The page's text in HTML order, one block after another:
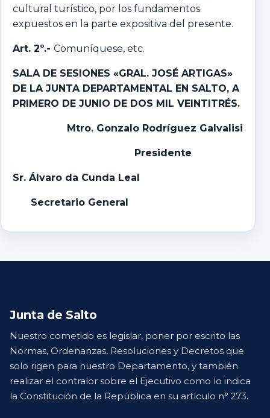
cultural turístico, por los fundamentos
expuestos en la parte expositiva del presente.
Art. 2º.- Comuníquese, etc.
SALA DE SESIONES «GRAL. JOSÉ ARTIGAS»
DE LA JUNTA DEPARTAMENTAL EN SALTO, A
PRIMERO DE JUNIO DE DOS MIL VEINTITRÉS.
Mtro. Gonzalo Rodríguez Galvalisi
Presidente
Sr. Álvaro da Cunda Leal
Secretario General
Junta de Salto
Nuestro cometido es legislar, poner por escrito las
Normas, Ordenanzas, Resoluciones y Decretos que
solo rigen para nuestro Departamento, y también
realizar el contralor sobre el Ejecutivo como lo indica
la Constitución de la República en su artículo n° 273.